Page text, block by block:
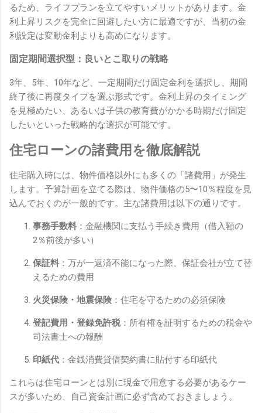
るため、ライフプランを立てやすいメリットがあります。金
利上昇リスクを完全に回避したい方に最適ですが、当初の金
利設定は変動金利よりも高めになります。
固定期間選択型：良いとこ取りの戦略
3年、5年、10年など、一定期間だけ固定金利を選択し、期間
終了後に再度タイプを選ぶ形式です。金利上昇のタイミング
を見極めたい、あるいは子供の教育費がかかる時期だけ固定
したいといった戦略的な選択が可能です。
住宅ローンの諸費用を徹底解説
住宅購入時には、物件価格以外にも多くの「諸費用」が発生
します。予算計画を立てる際は、物件価格の5〜10％程度を見
込んでおくのが一般的です。主な諸費用は以下の通りです。
事務手数料 ：金融機関に支払う手続き費用（借入額の
2％前後が多い）
保証料 ：万が一返済不能になった際、保証会社が立て替
えるための費用
火災保険・地震保険 ：住宅を守るための必須保険
登記費用・登録免許税：所有権を証明するための税金や
司法書士への報酬
印紙代 ：金銭消費貸借契約書に貼付する印紙代
これらは住宅ローンとは別に現金で用意する必要があるケー
スが多いため、自己資金計画に必ず含めておきましょう。